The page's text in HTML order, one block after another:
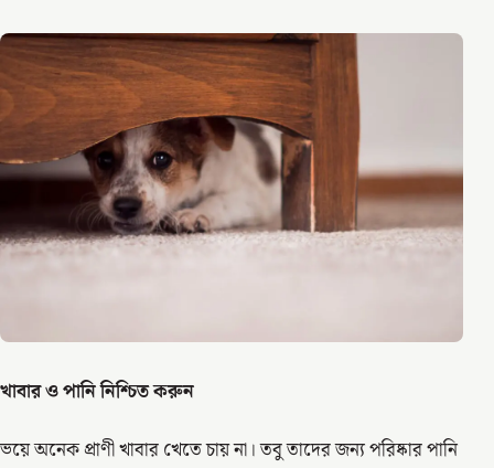
খাবার ও পানি নিশ্চিত করুন
ভয়ে অনেক প্রাণী খাবার খেতে চায় না। তবু তাদের জন্য পরিষ্কার পানি